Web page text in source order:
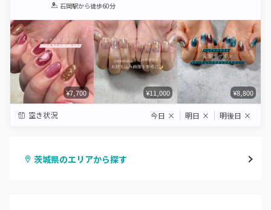
1 2 3 4 5
石岡駅から徒歩60分
¥7,700 ¥11,000 ¥8,800
空き状況 今日 × 明日 × 明後日 ×
茨城県のエリアから探す